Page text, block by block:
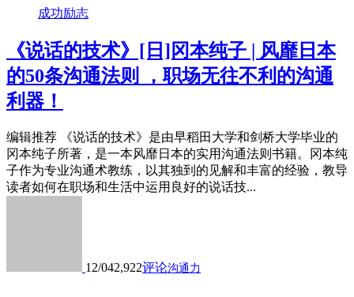
成功励志
《说话的技术》[日]冈本纯子 | 风靡日本
的50条沟通法则 ，职场无往不利的沟通
利器！
编辑推荐 《说话的技术》是由早稻田大学和剑桥大学毕业的
冈本纯子所著，是一本风靡日本的实用沟通法则书籍。冈本纯
子作为专业沟通术教练，以其独到的见解和丰富的经验，教导
读者如何在职场和生活中运用良好的说话技...
12/042,922评论沟通力